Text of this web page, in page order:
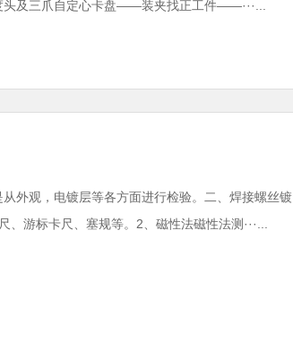
三爪自定心卡盘——装夹找正工件——···...
外观，电镀层等各方面进行检验。二、焊接螺丝镀
游标卡尺、塞规等。2、磁性法磁性法测···...